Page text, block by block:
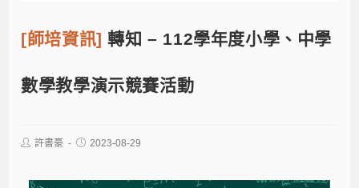
[師培資訊]轉知 – 112學年度小學、中學
數學教學演示競賽活動
許書豪 2023-08-29